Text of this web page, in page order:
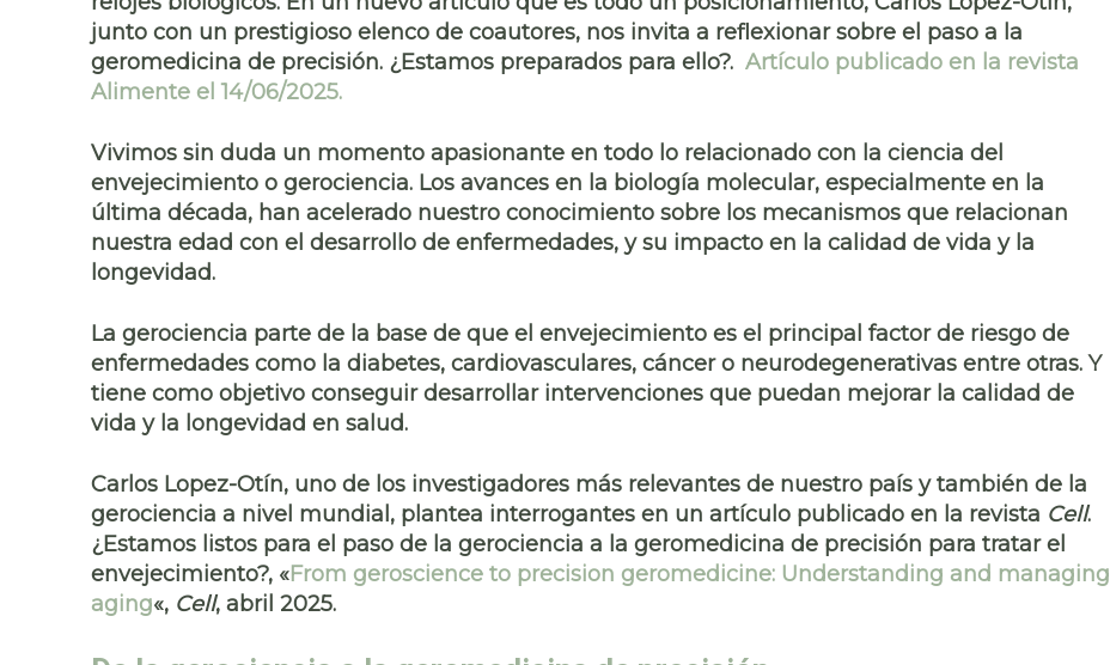
junto con un prestigioso elenco de coautores, nos invita a reflexionar sobre el paso a la
geromedicina de precisión. ¿Estamos preparados para ello?. Artículo publicado en la revista
Alimente el 14/06/2025.
Vivimos sin duda un momento apasionante en todo lo relacionado con la ciencia del
envejecimiento o gerociencia. Los avances en la biología molecular, especialmente en la
última década, han acelerado nuestro conocimiento sobre los mecanismos que relacionan
nuestra edad con el desarrollo de enfermedades, y su impacto en la calidad de vida y la
longevidad.
La gerociencia parte de la base de que el envejecimiento es el principal factor de riesgo de
enfermedades como la diabetes, cardiovasculares, cáncer o neurodegenerativas entre otras. Y
tiene como objetivo conseguir desarrollar intervenciones que puedan mejorar la calidad de
vida y la longevidad en salud.
Carlos Lopez-Otín, uno de los investigadores más relevantes de nuestro país y también de la
gerociencia a nivel mundial, plantea interrogantes en un artículo publicado en la revista Cell.
¿Estamos listos para el paso de la gerociencia a la geromedicina de precisión para tratar el
envejecimiento?, «From geroscience to precision geromedicine: Understanding and managing
aging«, Cell, abril 2025.